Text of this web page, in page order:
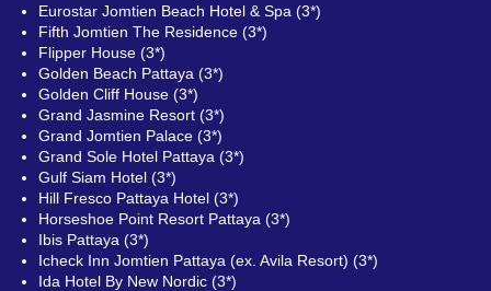
Eurostar Jomtien Beach Hotel & Spa (3*)
Fifth Jomtien The Residence (3*)
Flipper House (3*)
Golden Beach Pattaya (3*)
Golden Cliff House (3*)
Grand Jasmine Resort (3*)
Grand Jomtien Palace (3*)
Grand Sole Hotel Pattaya (3*)
Gulf Siam Hotel (3*)
Hill Fresco Pattaya Hotel (3*)
Horseshoe Point Resort Pattaya (3*)
Ibis Pattaya (3*)
Icheck Inn Jomtien Pattaya (ex. Avila Resort) (3*)
Ida Hotel By New Nordic (3*)